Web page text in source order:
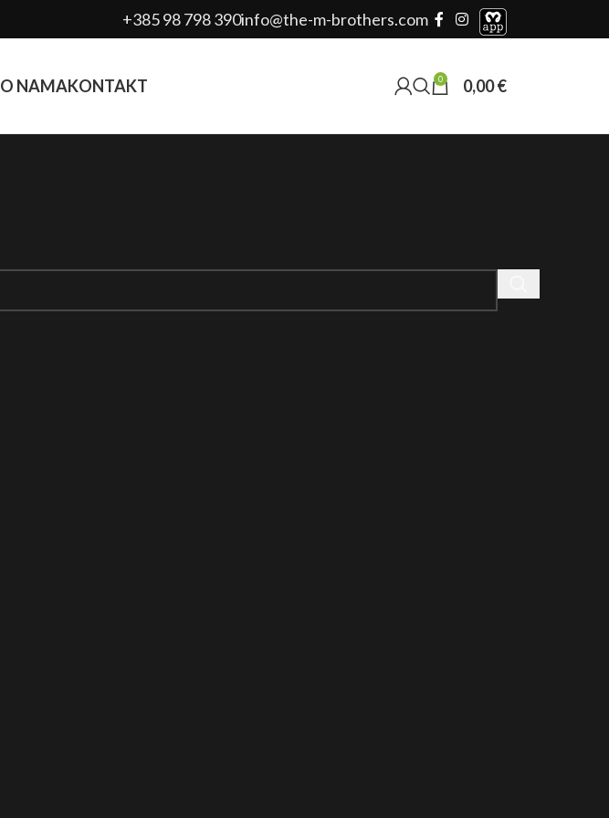
+385 98 798 390info@the-m-brothers.com
O NAMAKONTAKT 0 0,00€